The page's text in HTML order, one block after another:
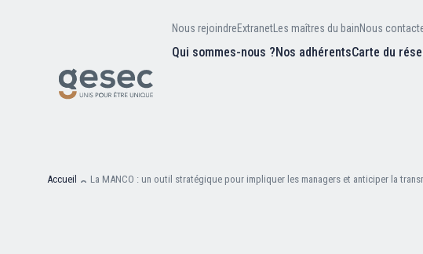
Nous rejoindreExtranet Les maîtres du bainNous
Qui sommes-nous ?Nos adhérentsCarte du
Recherche
Accueil La MANCO : un outil stratégique pour impliquer les managers et anticiper la